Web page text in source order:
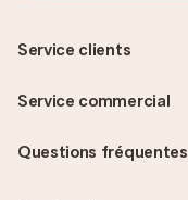
Questions fréquentes
Service clients
Service commercial